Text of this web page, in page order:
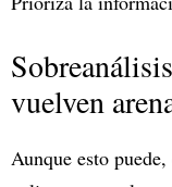
vuelven
Aunque esto